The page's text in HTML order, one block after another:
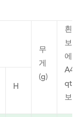
무
게
(g)
흰색
보드
에
A4
보유
H